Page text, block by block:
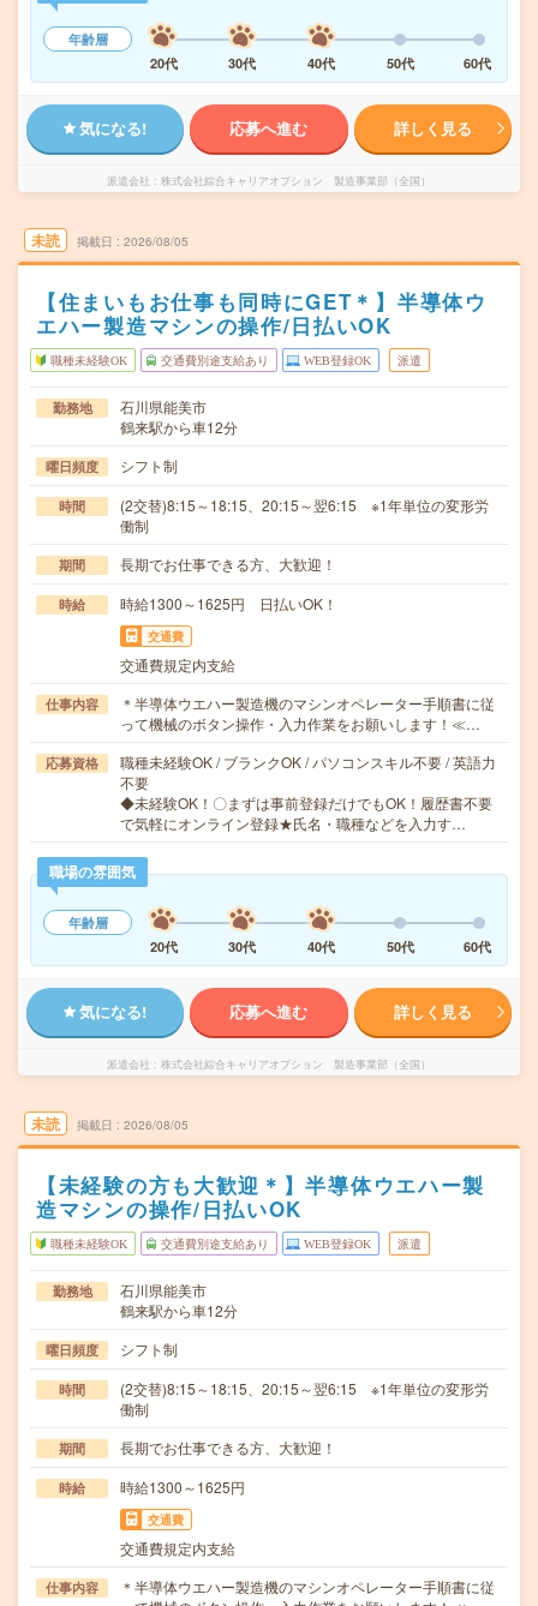
年齢層
20代
30代 40代 50代 60代
気になる! 応募へ進む 詳しく見る
派遣会社 株式会社綜合キャリアオプション 製造事業部（全国）
未読 掲載日 2026/08/05
【住まいもお仕事も同時にGET＊】半導体ウ
エハー製造マシンの操作/日払いOK
職種未経験OK 交通費別途支給あり WEB登録OK 派遣
勤務地
石川県能美市
鶴来駅から車12分
曜日頻度 シフト制
時間
(2交替)8:15～18:15、20:15～翌6:15 ※1年単位の変形労
働制
期間 長期でお仕事できる方、大歓迎！
時給 時給1300～1625円 日払いOK！
交通費
交通費規定内支給
仕事内容
＊半導体ウエハー製造機のマシンオペレーター手順書に従
って機械のボタン操作・入力作業をお願いします！≪…
応募資格
職種未経験OK / ブランクOK / パソコンスキル不要 / 英語力
不要
◆未経験OK！〇まずは事前登録だけでもOK！履歴書不要
で気軽にオンライン登録★氏名・職種などを入力す…
職場の雰囲気
年齢層
20代
30代 40代 50代 60代
気になる! 応募へ進む 詳しく見る
派遣会社 株式会社綜合キャリアオプション 製造事業部（全国）
未読 掲載日 2026/08/05
【未経験の方も大歓迎＊】半導体ウエハー製
造マシンの操作/日払いOK
職種未経験OK 交通費別途支給あり WEB登録OK 派遣
勤務地
石川県能美市
鶴来駅から車12分
曜日頻度 シフト制
時間
(2交替)8:15～18:15、20:15～翌6:15 ※1年単位の変形労
働制
期間 長期でお仕事できる方、大歓迎！
時給 時給1300～1625円
交通費
交通費規定内支給
仕事内容
＊半導体ウエハー製造機のマシンオペレーター手順書に従